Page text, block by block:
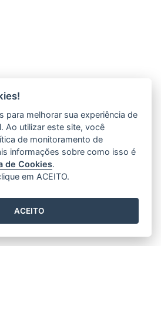
para melhorar sua experiência de
Ao utilizar este site, você
de monitoramento de
informações sobre como isso é
de Cookies.
em ACEITO.
ACEITO